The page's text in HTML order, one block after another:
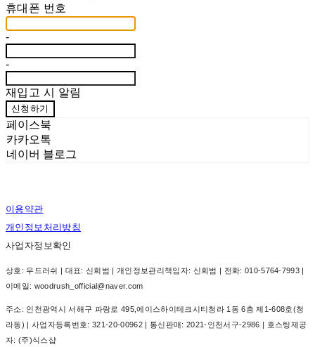
휴대폰 번호
-
-
재입고 시 알림
신청하기
페이스북
카카오톡
네이버 블로그
이용약관
개인정보처리방침
사업자정보확인
상호: 우드러쉬 | 대표: 신희범 | 개인정보관리책임자: 신희범 | 전화: 010-5764-7993 |
이메일: woodrush_official@naver.com
주소: 인천광역시 서해구 파랑로 495,에이스하이테크시티청라 1동 6층 제1-608호(청
라동) | 사업자등록번호: 321-20-00962| 통신판매: 2021-인천서구-2986 | 호스팅제공
자: (주)식스샵